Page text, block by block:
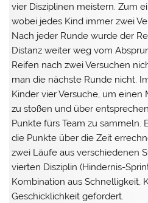
vier Disziplinen meistern. Zum
wobei jedes Kind immer zwei
Nach jeder Runde wurde der
Distanz weiter weg vom
Reifen nach zwei Versuchen
man die nächste Runde nicht.
Kinder vier Versuche, um
zu stoßen und über
Punkte fürs Team zu sammeln.
die Punkte über die Zeit
zwei Läufe aus verschiedenen
vierten Disziplin (Hindernis-
Kombination aus Schnelligkeit,
Geschicklichkeit gefordert.